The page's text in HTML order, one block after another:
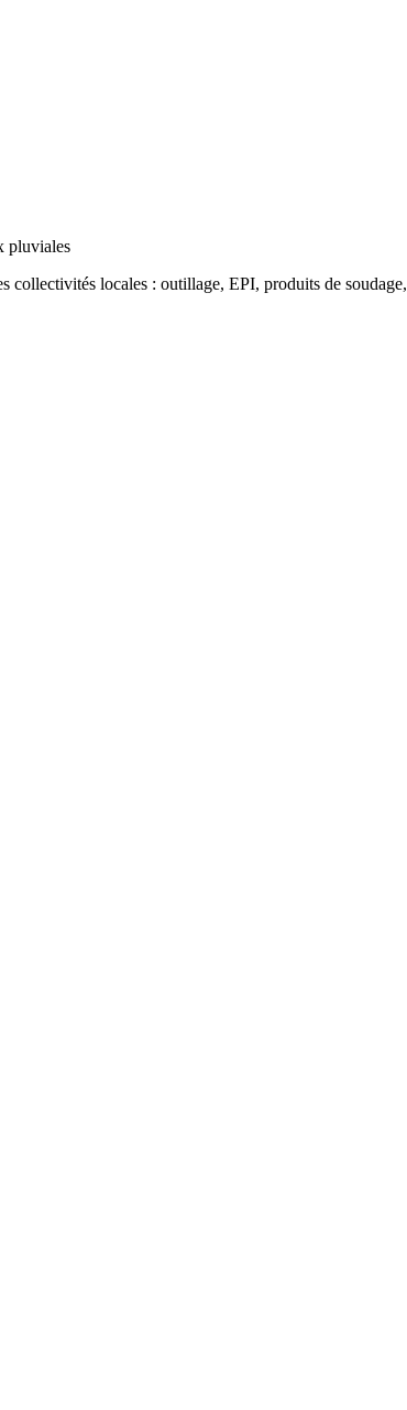
pluviales
collectivités locales : outillage, EPI, produits de soudage,